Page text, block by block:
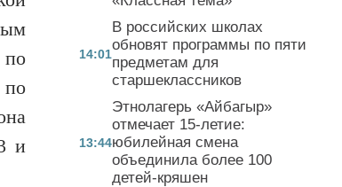
по
и
14:01
В российских школах
обновят программы по пяти
предметам для
старшеклассников
13:44
Этнолагерь «Айбагыр»
отмечает 15-летие:
юбилейная смена
объединила более 100
детей-кряшен